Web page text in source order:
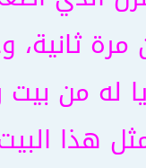
ثانية،
له من بيت
هذا